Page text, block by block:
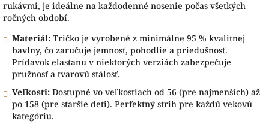
rukávmi, je ideálne na každodenné nosenie počas všetkých
ročných období.
Materiál: Tričko je vyrobené z minimálne 95 % kvalitnej
bavlny, čo zaručuje jemnosť, pohodlie a priedušnosť.
Prídavok elastanu v niektorých verziách zabezpečuje
pružnosť a tvarovú stálosť.
Veľkosti: Dostupné vo veľkostiach od 56 (pre najmenších) až
po 158 (pre staršie deti). Perfektný strih pre každú vekovú
kategóriu.